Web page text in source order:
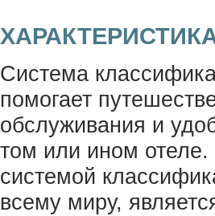
Система
помогает
обслуживания и
том или ином
системой
всему миру,